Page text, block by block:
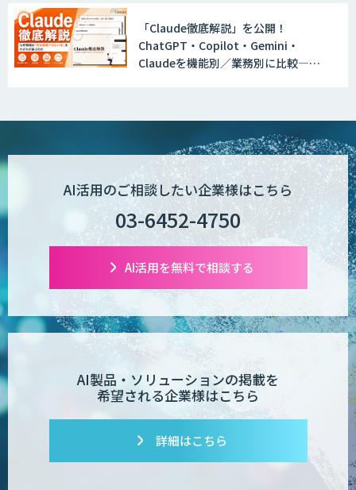
「Claude徹底解説」を公開！
ChatGPT・Copilot・Gemini・
Claudeを機能別／業務別に比較―自
AI活用のご相談したい企業様はこちら
03-6452-4750
AI活用を無料で相談する
AI製品・ソリューションの掲載を
希望される企業様はこちら
詳細はこちら